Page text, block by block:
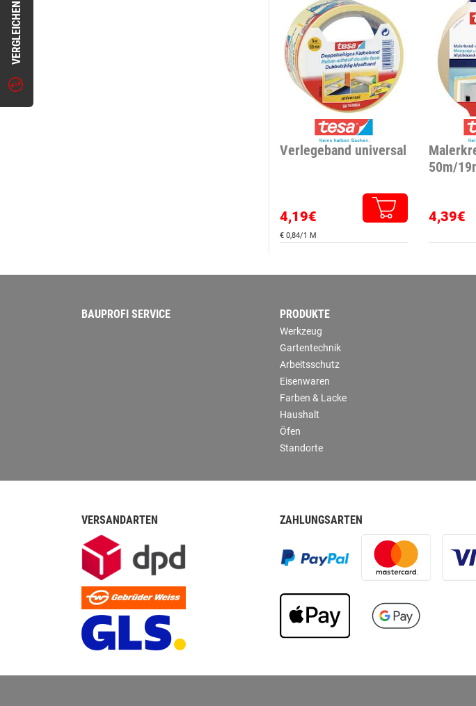
VERGLEICHEN
Verlegeband universal
4,19€
€ 0,84/1 M
50m/
4,39€
BAUPROFI SERVICE PRODUKTE
Werkzeug
Gartentechnik
Arbeitsschutz
Eisenwaren
Farben & Lacke
Haushalt
Öfen
Standorte
VERSANDARTEN ZAHLUNGSARTEN